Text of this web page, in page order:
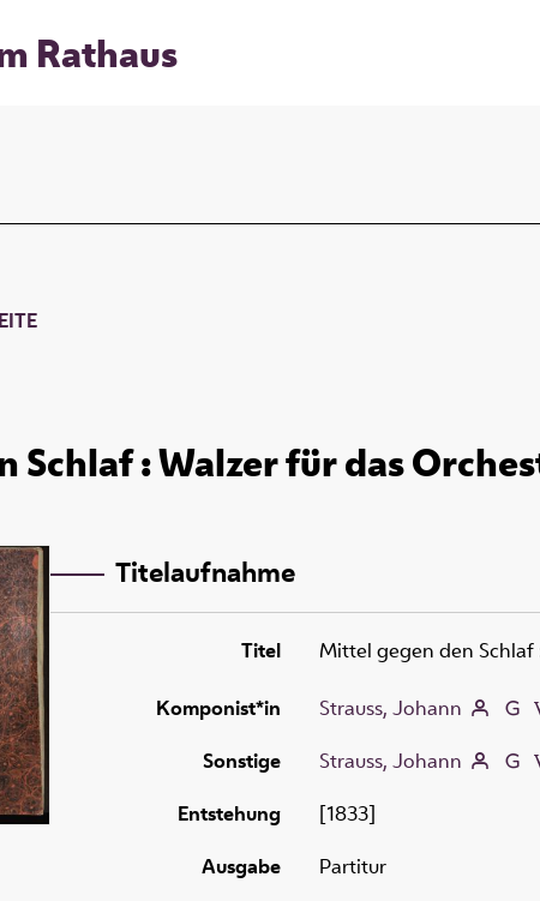
Rathaus
Schlaf : Walzer für das
Titelaufnahme
Titel Mittel gegen den Schlaf
Komponist*in
Strauss, Johann
Sonstige
Strauss, Johann
Entstehung
[1833]
Ausgabe
Partitur